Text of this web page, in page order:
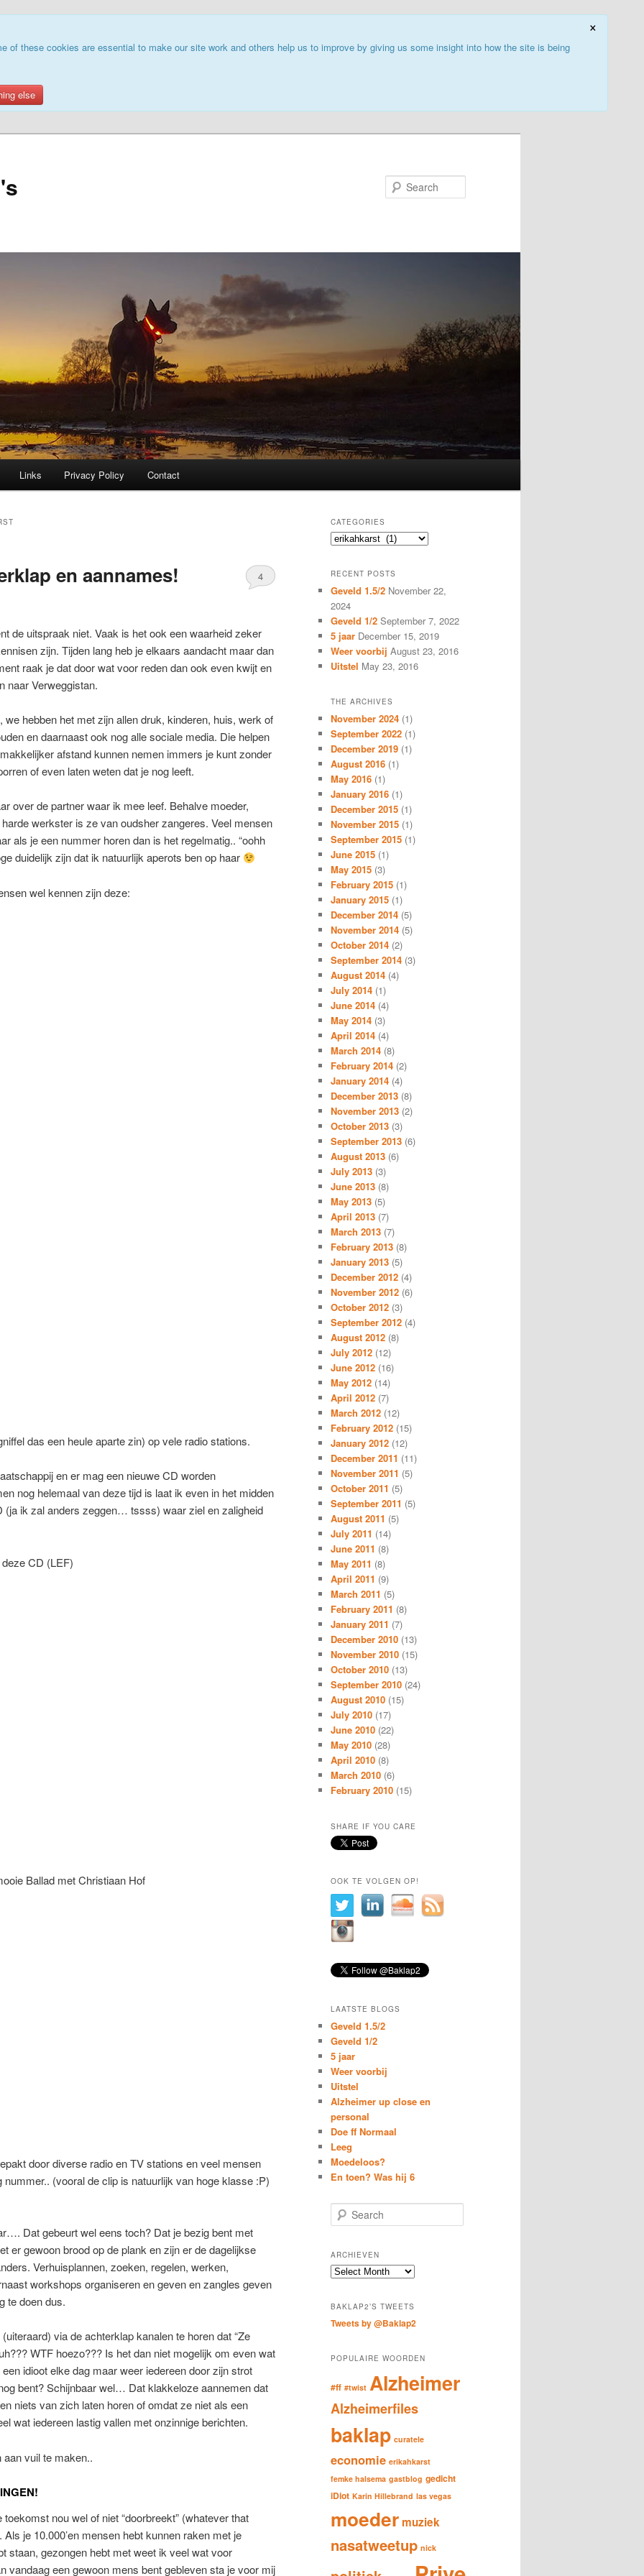
×
of these cookies are essential to make our site work and others help us to improve by giving us some insight into how the site is being
else
Links Privacy Policy Contact
en aannames! 4
de uitspraak niet. Vaak is het ook een waarheid zeker
zijn. Tijden lang heb je elkaars aandacht maar dan
raak je dat door wat voor reden dan ook even kwijt en
naar Verweggistan.
we hebben het met zijn allen druk, kinderen, huis, werk of
en daarnaast ook nog alle sociale media. Die helpen
afstand kunnen nemen immers je kunt zonder
of even laten weten dat je nog leeft.
over de partner waar ik mee leef. Behalve moeder,
werkster is ze van oudsher zangeres. Veel mensen
als je een nummer horen dan is het regelmatig.. “oohh
duidelijk zijn dat ik natuurlijk aperots ben op haar
wel kennen zijn deze:
das een heule aparte zin) op vele radio stations.
en er mag een nieuwe CD worden
nog helemaal van deze tijd is laat ik even in het midden
(ja ik zal anders zeggen… tssss) waar ziel en zaligheid
CD (LEF)
Ballad met Christiaan Hof
door diverse radio en TV stations en veel mensen
(vooral de clip is natuurlijk van hoge klasse :P)
Dat gebeurt wel eens toch? Dat je bezig bent met
er gewoon brood op de plank en zijn er de dagelijkse
Verhuisplannen, zoeken, regelen, werken,
workshops organiseren en geven en zangles geven
te doen dus.
via de achterklap kanalen te horen dat “Ze
WTF hoezo??? Is het dan niet mogelijk om even wat
idioot elke dag maar weer iedereen door zijn strot
bent? Schijnbaar wel… Dat klakkeloze aannemen dat
niets van zich laten horen of omdat ze niet als een
wat iedereen lastig vallen met onzinnige berichten.
vuil te maken..
nou wel of niet “doorbreekt” (whatever that
je 10.000’en mensen hebt kunnen raken met je
staan, gezongen hebt met weet ik veel wat voor
vandaag een gewoon mens bent gebleven sta je voor mij
CATEGORIES
Categories
RECENT POSTS
Geveld 1.5/2 November 22,
2024
Geveld 1/2 September 7, 2022
5 jaar December 15, 2019
Weer voorbij August 23, 2016
Uitstel May 23, 2016
THE ARCHIVES
November 2024 (1)
September 2022 (1)
December 2019 (1)
August 2016 (1)
May 2016 (1)
January 2016 (1)
December 2015 (1)
November 2015 (1)
September 2015 (1)
June 2015 (1)
May 2015 (3)
February 2015 (1)
January 2015 (1)
December 2014 (5)
November 2014 (5)
October 2014 (2)
September 2014 (3)
August 2014 (4)
July 2014 (1)
June 2014 (4)
May 2014 (3)
April 2014 (4)
March 2014 (8)
February 2014 (2)
January 2014 (4)
December 2013 (8)
November 2013 (2)
October 2013 (3)
September 2013 (6)
August 2013 (6)
July 2013 (3)
June 2013 (8)
May 2013 (5)
April 2013 (7)
March 2013 (7)
February 2013 (8)
January 2013 (5)
December 2012 (4)
November 2012 (6)
October 2012 (3)
September 2012 (4)
August 2012 (8)
July 2012 (12)
June 2012 (16)
May 2012 (14)
April 2012 (7)
March 2012 (12)
February 2012 (15)
January 2012 (12)
December 2011 (11)
November 2011 (5)
October 2011 (5)
September 2011 (5)
August 2011 (5)
July 2011 (14)
June 2011 (8)
May 2011 (8)
April 2011 (9)
March 2011 (5)
February 2011 (8)
January 2011 (7)
December 2010 (13)
November 2010 (15)
October 2010 (13)
September 2010 (24)
August 2010 (15)
July 2010 (17)
June 2010 (22)
May 2010 (28)
April 2010 (8)
March 2010 (6)
February 2010 (15)
SHARE IF YOU CARE
OOK TE VOLGEN OP!
LAATSTE BLOGS
Geveld 1.5/2
Geveld 1/2
5 jaar
Weer voorbij
Uitstel
Alzheimer up close en
personal
Doe ff Normaal
Leeg
Moedeloos?
En toen? Was hij 6
e
r
c
h
ARCHIEVEN
Archieven
BAKLAP2’S TWEETS
Tweets by @Baklap2
POPULAIRE WOORDEN
#ff #twist Alzheimer
Alzheimerfiles
baklap curatele
economie erikahkarst
femke halsema gastblog gedicht
iDiot Karin Hillebrand las vegas
moeder muziek
nasatweetup nick